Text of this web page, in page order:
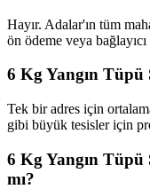
Hayır. Adalar'ın tüm
ön ödeme veya
6 Kg Yangın Tüpü
Tek bir adres için
gibi büyük tesisler için
6 Kg Yangın Tüpü
mı?